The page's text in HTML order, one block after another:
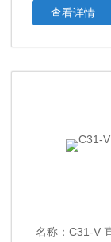
查看详情
名称： C31-V